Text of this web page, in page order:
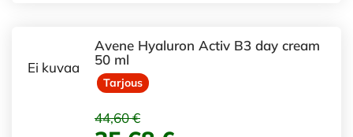
Ei kuvaa
Avene Hyaluron Activ B3 day cream
50 ml
Tarjous
44,60 €